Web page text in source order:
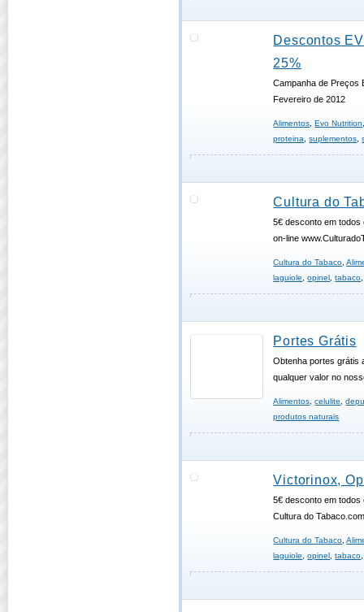
Descontos
25%
Campanha de Preços
Fevereiro de 2012
Alimentos ,Evo Nutrition
proteina
,suplementos ,
Cultura do
5€ desconto em
on-line
Cultura do Tabaco ,
laguiole
,opinel ,tabaco
Portes Grátis
Obtenha portes grátis
qualquer valor no
Alimentos ,celulite ,
produtos naturais
Victorinox,
5€ desconto em
Cultura do
Cultura do Tabaco ,
laguiole
,opinel ,tabaco